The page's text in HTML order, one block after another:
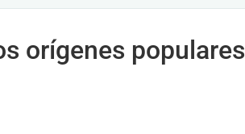
orígenes populares